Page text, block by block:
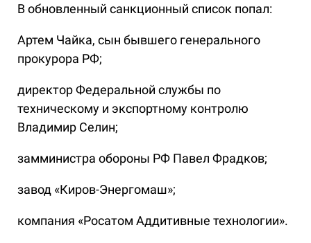
В обновленный санкционный список попал:
Артем Чайка, сын бывшего генерального
прокурора РФ;
директор Федеральной службы по
техническому и экспортному контролю
Владимир Селин;
замминистра обороны РФ Павел Фрадков;
завод «Киров-Энергомаш»;
компания «Росатом Аддитивные технологии».